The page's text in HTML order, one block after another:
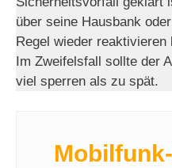
über seine Hausbank
Regel wieder
Im Zweifelsfall sollte der
viel sperren als zu spät.